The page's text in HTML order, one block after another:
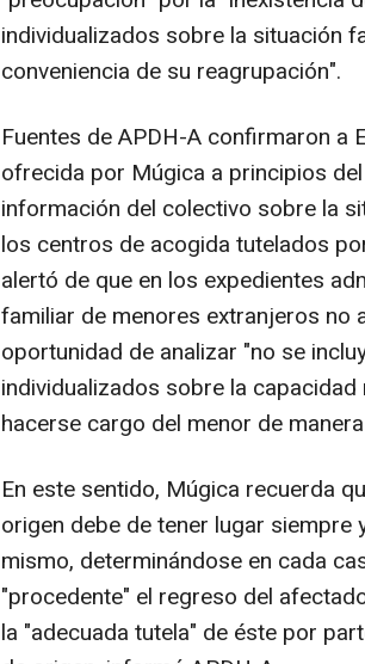
individualizados sobre la situación
conveniencia de su reagrupación".
Fuentes de APDH-A confirmaron a
ofrecida por Múgica a principios
información del colectivo sobre la
los centros de acogida tutelados
alertó de que en los expedientes
familiar de menores extranjeros no
oportunidad de analizar "no se
individualizados sobre la
hacerse cargo del menor de
En este sentido, Múgica recuerda
origen debe de tener lugar siempre
mismo, determinándose en cada
"procedente" el regreso del
la "adecuada tutela" de éste por